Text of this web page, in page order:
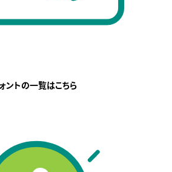
ントの一覧はこちら